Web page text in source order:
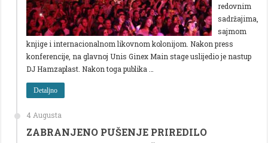
redovnim
sadržajima,
sajmom
knjige i internacionalnom likovnom kolonijom. Nakon press
konferencije, na glavnoj Unis Ginex Main stage uslijedio je nastup
DJ Hamzaplast. Nakon toga publika …
Detaljno
4 Augusta
ZABRANJENO PUŠENJE PRIREDILO